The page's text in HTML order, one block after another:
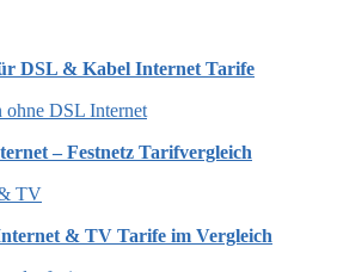
DSL & Kabel Internet Tarife
– Festnetz Tarifvergleich
& TV Tarife im Vergleich